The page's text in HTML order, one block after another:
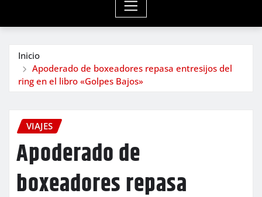
Inicio
Apoderado de boxeadores repasa entresijos del
ring en el libro «Golpes Bajos»
VIAJES
Apoderado de
boxeadores repasa